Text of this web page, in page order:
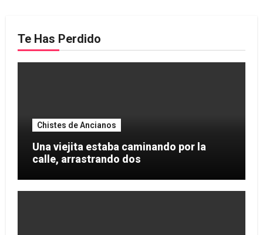
Te Has Perdido
Chistes de Ancianos
Una viejita estaba caminando por la
calle, arrastrando dos